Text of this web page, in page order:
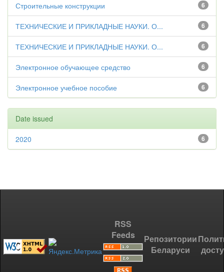
6
Строительные конструкции
6
ТЕХНИЧЕСКИЕ И ПРИКЛАДНЫЕ НАУКИ. О...
6
ТЕХНИЧЕСКИЕ И ПРИКЛАДНЫЕ НАУКИ. О...
6
Электронное обучающее средство
6
Электронное учебное пособие
Date issued
6
2020
RSS
Feeds
Репозитории
Беларуси